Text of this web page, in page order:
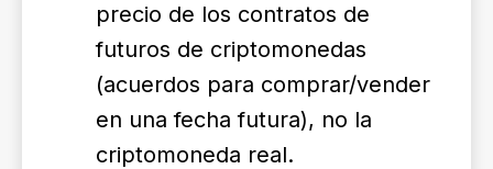
precio de los contratos de
futuros de criptomonedas
(acuerdos para comprar/vender
en una fecha futura), no la
criptomoneda real.